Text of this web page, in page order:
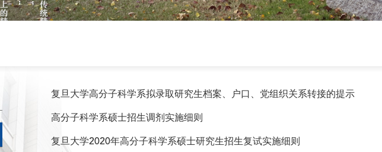
复旦大学高分子科学系拟录取研究生档案、户口、党组织关系转接的提示
高分子科学系硕士招生调剂实施细则
复旦大学2020年高分子科学系硕士研究生招生复试实施细则